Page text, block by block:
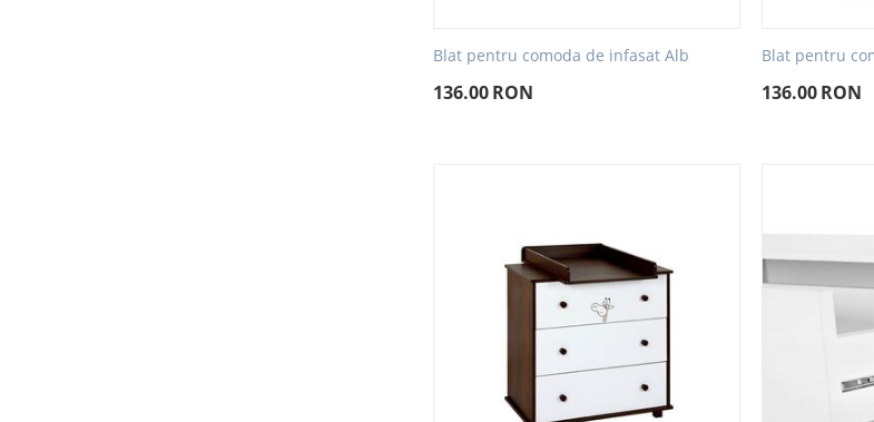
Blat pentru comoda de infasat Alb
136.00RON
Blat pentru
136.00RON